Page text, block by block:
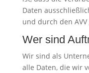
Daten
und durch den
Wer sind
Wir sind als
alle Daten, die wir